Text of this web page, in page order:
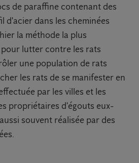
de paraffine contenant des
d'acier dans les cheminées
la méthode la plus
lutter contre les rats
une population de rats
les rats de se manifester en
par les villes et les
propriétaires d'égouts eux-
souvent réalisée par des